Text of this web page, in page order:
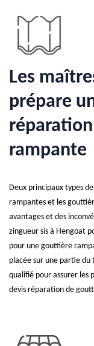
Les
prépare
rampante
Deux principaux types
rampantes et les
avantages et des
zingueur sis à Hengoat
pour une gouttière
placée sur une partie
qualifié pour assurer les
devis réparation de